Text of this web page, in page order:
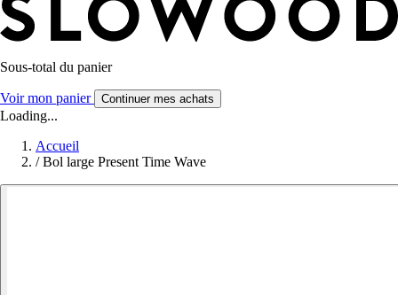
Sous-total du panier
Voir mon panier Continuer mes achats
Loading...
Accueil
/ Bol large Present Time Wave